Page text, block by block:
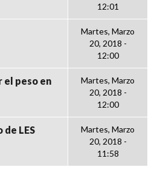
12:01
Martes, Marzo
20, 2018 -
12:00
el peso en
Martes, Marzo
20, 2018 -
12:00
de LES
Martes, Marzo
20, 2018 -
11:58